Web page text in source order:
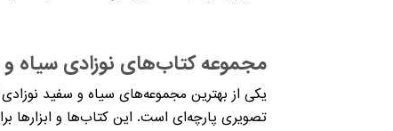
مجموعه کتاب‌های نوزادی سیاه
یکی از بهترین مجموعه‌های سیاه و سفید
تصویری پارچه‌ای است. این کتاب‌ها و ابزارها